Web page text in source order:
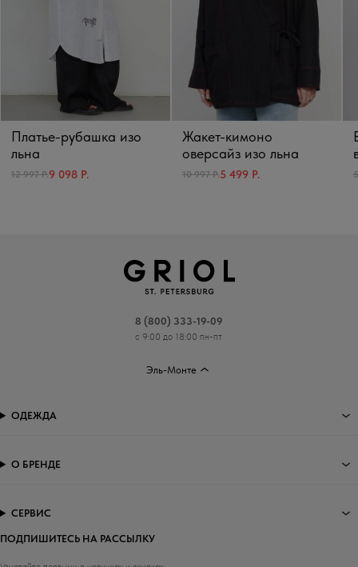
Платье-рубашка изо
льна
12 997 Р.9 098 Р.
Жакет-кимоно
оверсайз изо льна
10 997 Р.5 499 Р.
8 (800) 333-19-09
с 9:00 до 18:00 пн-пт
Эль-Монте
ПОДПИШИТЕСЬ НА РАССЫЛКУ
ОДЕЖДА
О БРЕНДЕ
СЕРВИС